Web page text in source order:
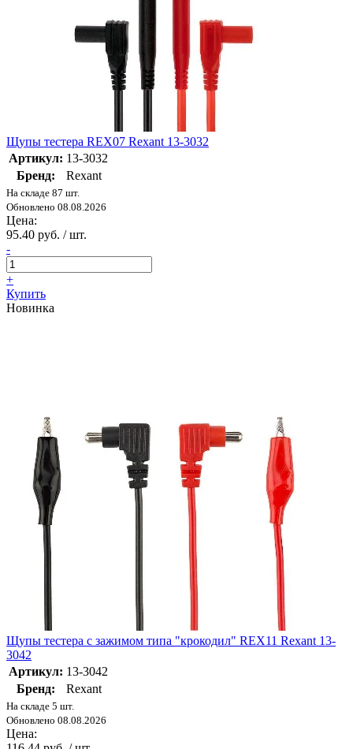
Щупы тестера REX07 Rexant 13-3032
Артикул: 13-3032
Бренд:
Rexant
На складе 87 шт.
Обновлено 08.08.2026
Цена:
95.40 руб. / шт.
-
+
Купить
Новинка
Щупы тестера с зажимом типа "крокодил" REX11 Rexant 13-
3042
Артикул: 13-3042
Бренд:
Rexant
На складе 5 шт.
Обновлено 08.08.2026
Цена: